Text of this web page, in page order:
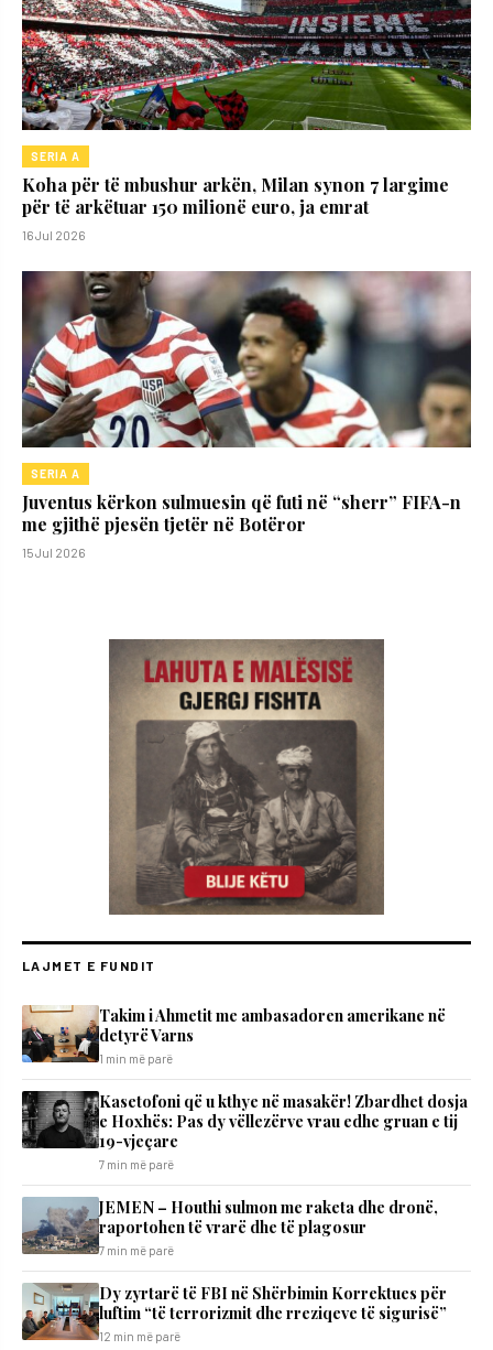
SERIA A
Koha për të mbushur arkën, Milan synon 7 largime
për të arkëtuar 150 milionë euro, ja emrat
16 Jul 2026
SERIA A
Juventus kërkon sulmuesin që futi në “sherr” FIFA-n
me gjithë pjesën tjetër në Botëror
15 Jul 2026
LAJMET E FUNDIT
Takim i Ahmetit me ambasadoren amerikane në
detyrë Varns
1 min më parë
Kasetofoni që u kthye në masakër! Zbardhet dosja
e Hoxhës: Pas dy vëllezërve vrau edhe gruan e tij
19-vjeçare
7 min më parë
JEMEN – Houthi sulmon me raketa dhe dronë,
raportohen të vrarë dhe të plagosur
7 min më parë
Dy zyrtarë të FBI në Shërbimin Korrektues për
luftim “të terrorizmit dhe rreziqeve të sigurisë”
12 min më parë